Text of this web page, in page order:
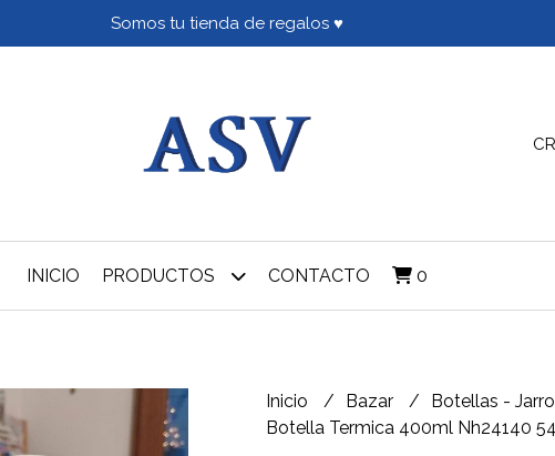
Somos tu tienda de regalos ♥
INICIO PRODUCTOS CONTACTO 0
Inicio Bazar
Botellas -
Botella Termica 400ml Nh24140